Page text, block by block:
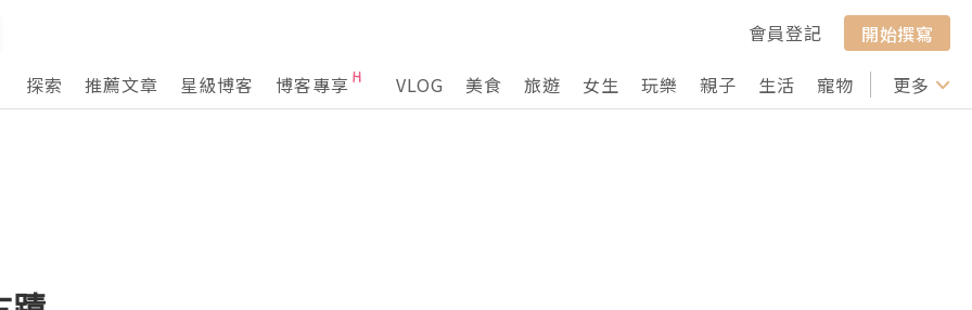
會員登記
開始撰寫
探索
推薦文章 星級博客 博客專享 VLOG 美食 旅遊 女生 玩樂 親子 生活 寵物 行山 打卡
更多